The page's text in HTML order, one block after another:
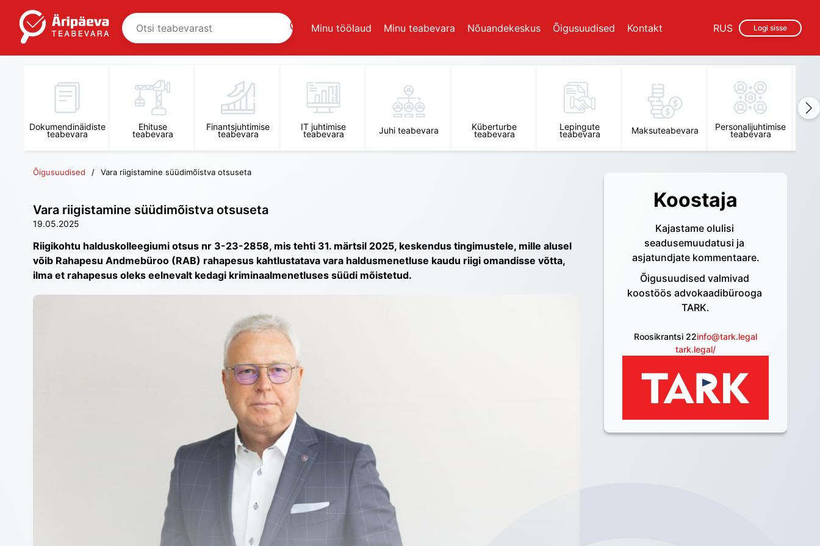
Minu töölaud Minu teabevara Nõuandekeskus Õigusuudised Kontakt Logi sisse
RUS
Dokumendinäidiste
teabevara
Ehituse
teabevara
Finantsjuhtimise
teabevara
IT juhtimise
teabevara Juhi teabevara Küberturbe
teabevara
Lepingute
teabevara Maksuteabevara Personalijuhtimise
teabevara
Õigusuudised Vara riigistamine süüdimõistva otsuseta
Vara riigistamine süüdimõistva otsuseta
19.05.2025
Riigikohtu halduskolleegiumi otsus nr 3-23-2858, mis tehti 31. märtsil 2025, keskendus tingimustele, mille alusel
võib Rahapesu Andmebüroo (RAB) rahapesus kahtlustatava vara haldusmenetluse kaudu riigi omandisse võtta,
ilma et rahapesus oleks eelnevalt kedagi kriminaalmenetluses süüdi mõistetud.
Koostaja
Kajastame olulisi
seadusemuudatusi ja
asjatundjate kommentaare.
Õigusuudised valmivad
koostöös advokaadibürooga
TARK.
Roosikrantsi 22info@tark.legal
tark.legal/